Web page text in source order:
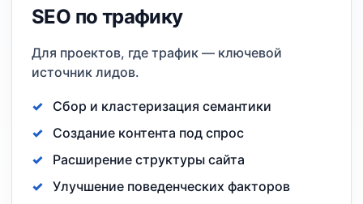
SEO по трафику
Для проектов, где трафик — ключевой
источник лидов.
Сбор и кластеризация семантики
Создание контента под спрос
Расширение структуры сайта
Улучшение поведенческих факторов